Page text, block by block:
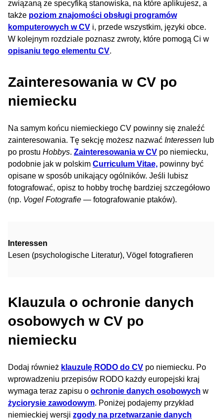
związaną ze specyfiką stanowiska, na które aplikujesz, a
także poziom znajomości obsługi programów
komputerowych w CV i, przede wszystkim, języki obce.
W kolejnym rozdziale poznasz zwroty, które pomogą Ci w
opisaniu tego elementu CV.
Zainteresowania w CV po
niemiecku
Na samym końcu niemieckiego CV powinny się znaleźć
zainteresowania. Tę sekcję możesz nazwać Interessen lub
po prostu Hobbys. Zainteresowania w CV po niemiecku,
podobnie jak w polskim Curriculum Vitae, powinny być
opisane w sposób unikający ogólników. Jeśli lubisz
fotografować, opisz to hobby trochę bardziej szczegółowo
(np. Vogel Fotografie — fotografowanie ptaków).
Interessen
Lesen (psychologische Literatur), Vögel fotografieren
Klauzula o ochronie danych
osobowych w CV po
niemiecku
Dodaj również klauzulę RODO do CV po niemiecku. Po
wprowadzeniu przepisów RODO każdy europejski kraj
wymaga teraz zapisu o ochronie danych osobowych w
życiorysie zawodowym. Poniżej podajemy przykład
niemieckiej wersji zgody na przetwarzanie danych